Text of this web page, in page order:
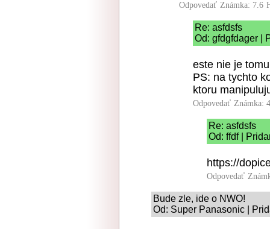
Odpovedať Známka: 7.6
Re: asfdsfs
Od: gfdgfdager |
este nie je
PS: na tychto
ktoru
Odpovedať Známka:
Re: asfdsfs
Od: ffdf |
https://
Odpovedať
Bude zle, ide o NWO!
Od: Super Panasonic |